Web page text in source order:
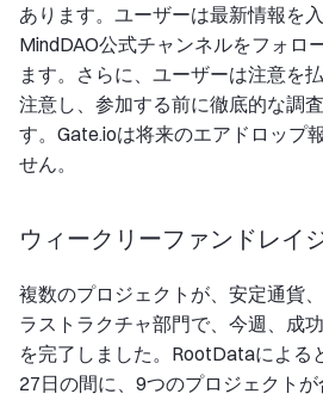
あります。ユーザーは最新情報を
MindDAO公式チャンネルをフォロ
ます。さらに、ユーザーは注意を
注意し、参加する前に徹底的な調
す。Gate.ioは将来のエアドロップ
せん。
ウィークリーファンドレイ
複数のプロジェクトが、安定通貨
ラストラクチャ部門で、今週、成
を完了しました。RootDataによる
27日の間に、9つのプロジェクト